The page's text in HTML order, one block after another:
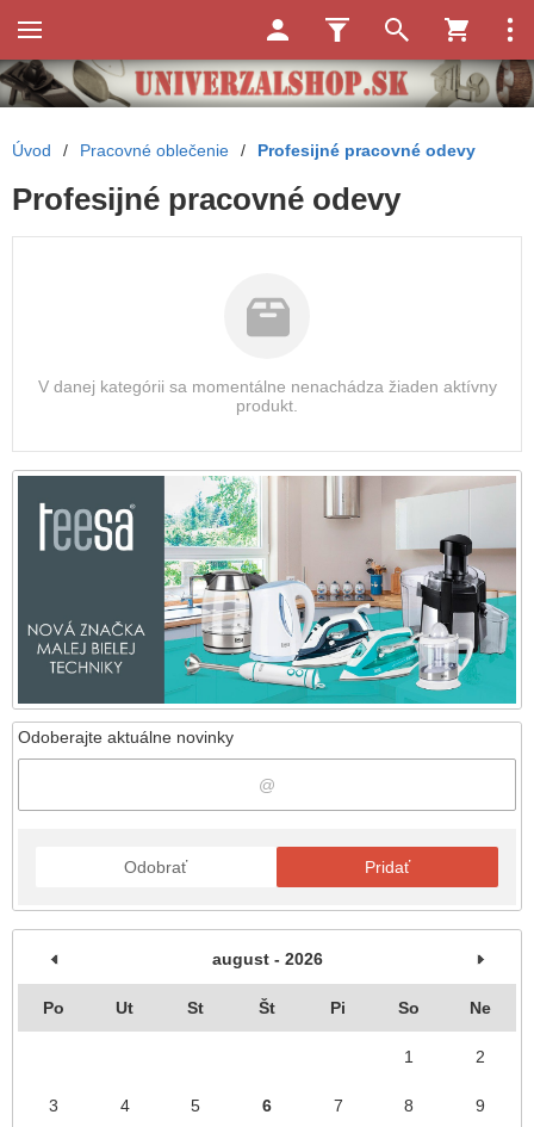
Odoberajte aktuálne novinky
Odobrať Pridať
august - 2026
Po Ut St Št Pi So Ne
1 2
3 4 5 6 7 8 9
Úvod / Pracovné oblečenie / Profesijné pracovné odevy
Profesijné pracovné odevy
V danej kategórii sa momentálne nenachádza žiaden aktívny
produkt.